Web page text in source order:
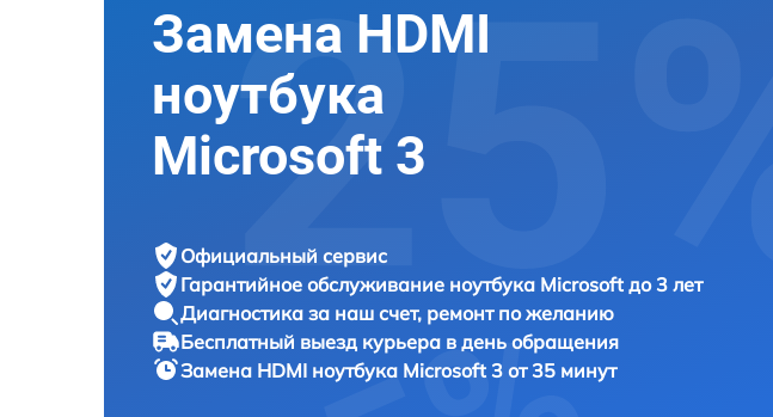
Замена HDMI
ноутбука
Microsoft 3
Официальный сервис
Гарантийное обслуживание ноутбука Microsoft до 3 лет
Диагностика за наш счет, ремонт по желанию
Бесплатный выезд курьера в день обращения
Замена HDMI ноутбука Microsoft 3 от 35 минут